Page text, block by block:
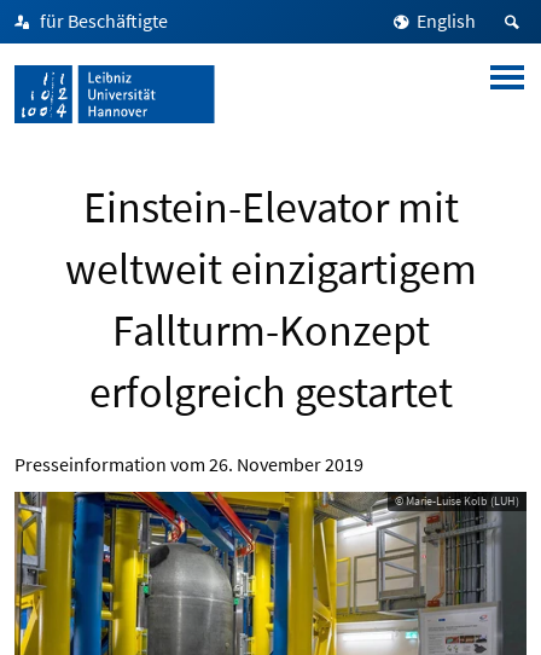
für Beschäftigte English
Einstein-Elevator mit
weltweit einzigartigem
Fallturm-Konzept
erfolgreich gestartet
Presseinformation vom 26. November 2019
© Marie-Luise Kolb (LUH)